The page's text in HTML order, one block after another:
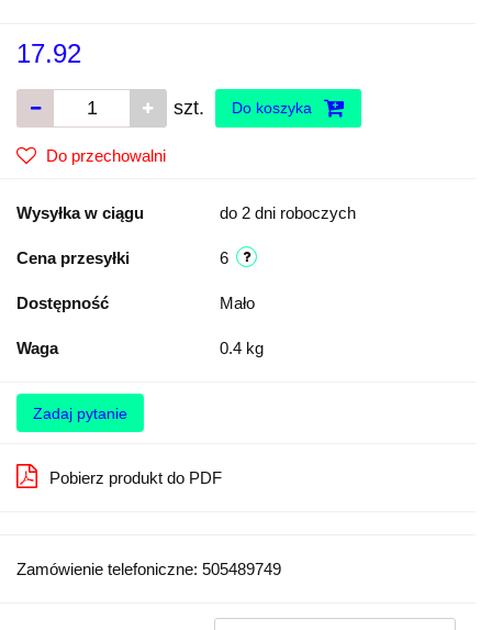
17.92
szt. Do koszyka
Do przechowalni
Wysyłka w ciągu do 2 dni roboczych
Cena przesyłki 6
Dostępność Mało
Waga 0.4 kg
Zadaj pytanie
Pobierz produkt do PDF
Zamówienie telefoniczne: 505489749